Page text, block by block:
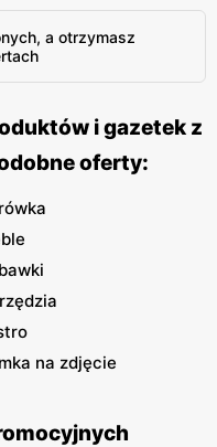
a otrzymasz
i gazetek z
oferty:
na zdjęcie